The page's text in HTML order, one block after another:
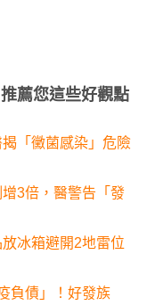
薦您這些好觀點
「黴菌感染」危險
3倍，醫警告「發
冰箱避開2地雷位
負債」！好發族